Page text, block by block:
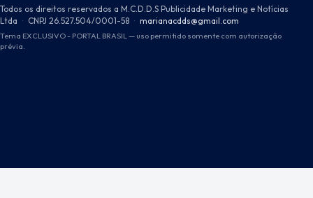
Todos os direitos reservados a M.C.D.D.S Publicidade Marketing e Notícias
Ltda · CNPJ 26.527.504/0001-58 · marianacdds@gmail.com
Tema EXCLUSIVO - PORTAL BRASIL — uso permitido somente com autorização
prévia.